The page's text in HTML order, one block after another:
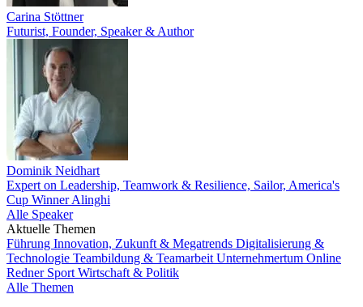
Carina Stöttner
Futurist, Founder, Speaker & Author
Dominik Neidhart
Expert on Leadership, Teamwork & Resilience, Sailor, America's
Cup Winner Alinghi
Alle Speaker
Aktuelle Themen
Führung Innovation, Zukunft & Megatrends Digitalisierung &
Technologie Teambildung & Teamarbeit Unternehmertum Online
Redner Sport Wirtschaft & Politik
Alle Themen